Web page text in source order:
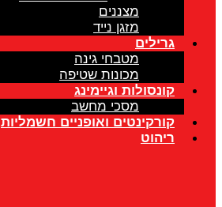
מצננים
מזגן נייד
גרילים
מטבחי גינה
מכונות שטיפה
קונסולות וגיימינג
מסכי מחשב
קורקינטים ואופניים חשמליות
ריהוט